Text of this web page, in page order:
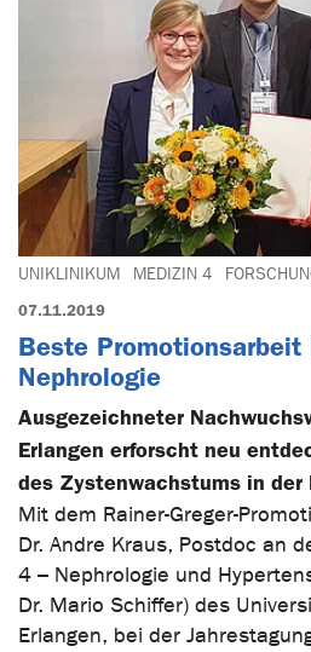
UNIKLINIKUM MEDIZIN 4
07.11.2019
Beste Promotionsarbeit
Nephrologie
Ausgezeichneter
Erlangen erforscht neu
des Zystenwachstums in der
Mit dem Rainer-Greger-
Dr. Andre Kraus, Postdoc an
4 – Nephrologie und
Dr. Mario Schiffer) des
Erlangen, bei der